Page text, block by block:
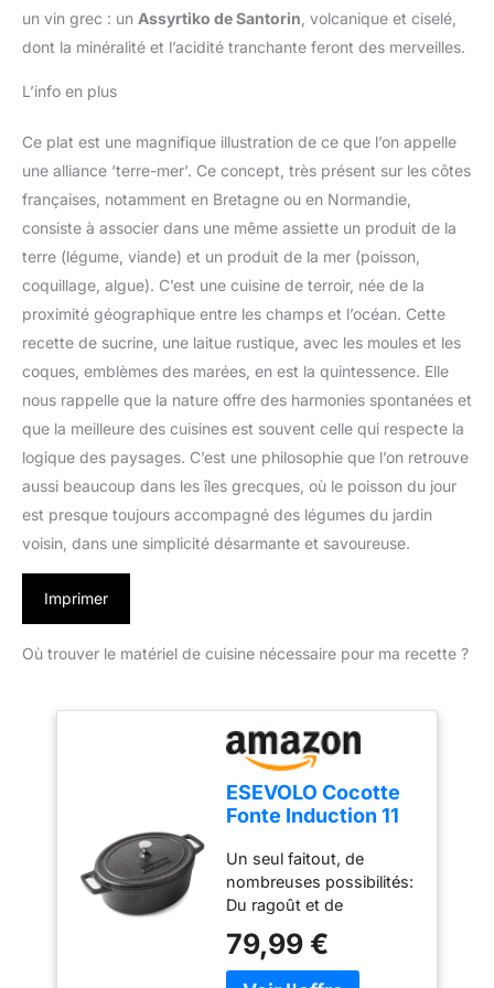
un vin grec : un Assyrtiko de Santorin , volcanique et ciselé,
dont la minéralité et l’acidité tranchante feront des merveilles.
L’info en plus
Ce plat est une magnifique illustration de ce que l’on appelle
une alliance ‘terre-mer’. Ce concept, très présent sur les côtes
françaises, notamment en Bretagne ou en Normandie,
consiste à associer dans une même assiette un produit de la
terre (légume, viande) et un produit de la mer (poisson,
coquillage, algue). C’est une cuisine de terroir, née de la
proximité géographique entre les champs et l’océan. Cette
recette de sucrine, une laitue rustique, avec les moules et les
coques, emblèmes des marées, en est la quintessence. Elle
nous rappelle que la nature offre des harmonies spontanées et
que la meilleure des cuisines est souvent celle qui respecte la
logique des paysages. C’est une philosophie que l’on retrouve
aussi beaucoup dans les îles grecques, où le poisson du jour
est presque toujours accompagné des légumes du jardin
voisin, dans une simplicité désarmante et savoureuse.
Imprimer
Où trouver le matériel de cuisine nécessaire pour ma recette ?
ESEVOLO Cocotte
Fonte Induction 11
Faitout en Fonte
d’Aluminium avec
Revêtement
Antiadhésif,
Marmite avec
Couvercle, Idéale
Un seul faitout, de
nombreuses possibilités:
Du ragoût et de
four et à la friture, cette
cocotte polyvalente vous
79,99 €